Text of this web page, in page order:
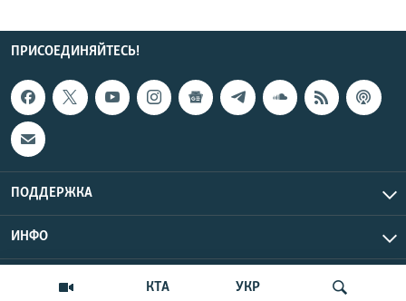
КТА УКР
ПРИСОЕДИНЯЙТЕСЬ!
ПОДДЕРЖКА
ИНФО
Copyright Крым.Реалии, 2026 | Все права защищены.
UTC+3